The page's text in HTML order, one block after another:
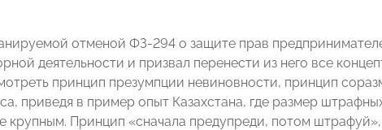
отменой ФЗ-294 о защите прав
деятельности и призвал перенести из него все
принцип презумпции невиновности, принцип
приведя в пример опыт Казахстана, где размер
крупным. Принцип «сначала предупреди, потом